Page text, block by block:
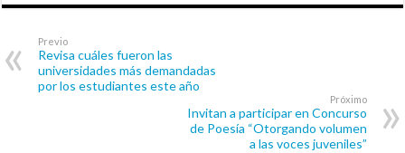
Previo
Revisa cuáles fueron las
universidades más demandadas
por los estudiantes este año
Próximo
Invitan a participar en Concurso
de Poesía “Otorgando volumen
a las voces juveniles”